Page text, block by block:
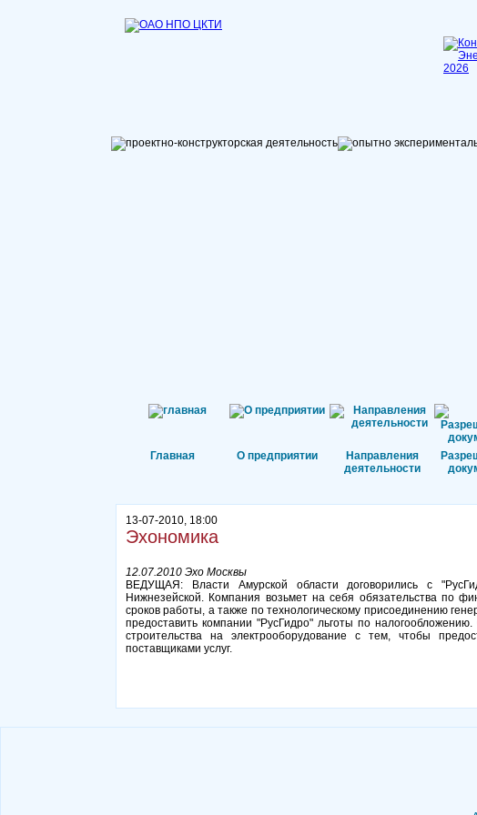
Главная О предприятии
Направления
деятельности
13-07-2010, 18:00
Эхономика
12.07.2010 Эхо Москвы
ВЕДУЩАЯ: Власти Амурской области договорились с
Нижнезейской. Компания возьмет на себя обязательства по
сроков работы, а также по технологическому присоединению
предоставить компании "РусГидро" льготы по
строительства на электрооборудование с тем, чтобы
поставщиками услуг.